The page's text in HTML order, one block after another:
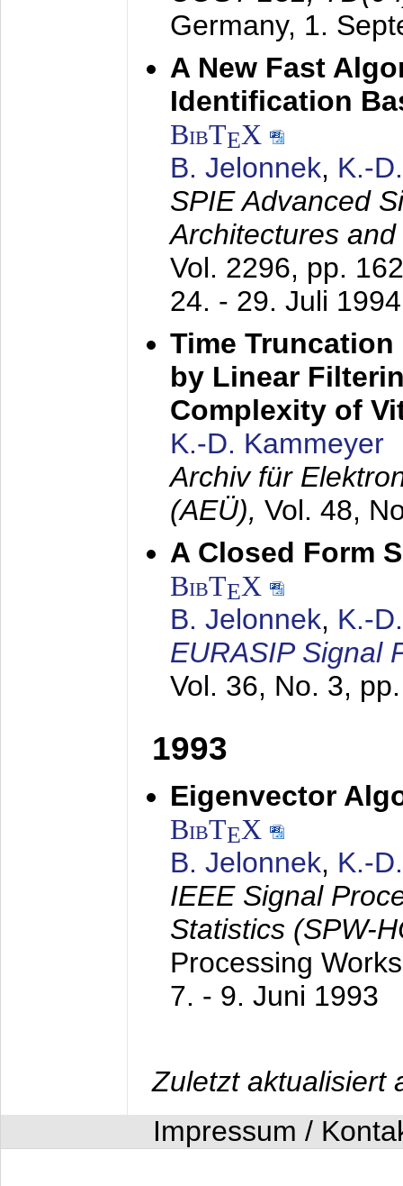
Germany, 1.
A New Fast
Identification
BibTEX
B. Jelonnek, K.-
SPIE Advanced
Architectures
Vol. 2296, pp.
24. - 29. Juli 1994
Time
by Linear
Complexity of
K.-D. Kammeyer
Archiv für
(AEÜ), Vol. 48,
A Closed Form
BibTEX
B. Jelonnek, K.-
EURASIP Signal
Vol. 36, No. 3,
1993
Eigenvector
BibTEX
B. Jelonnek, K.-
IEEE Signal
Statistics (SPW-
Processing
7. - 9. Juni 1993
Zuletzt aktualisiert
Impressum /